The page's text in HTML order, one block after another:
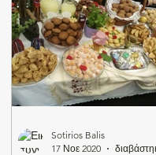
Sotirios Balis
17 Νοε 2020